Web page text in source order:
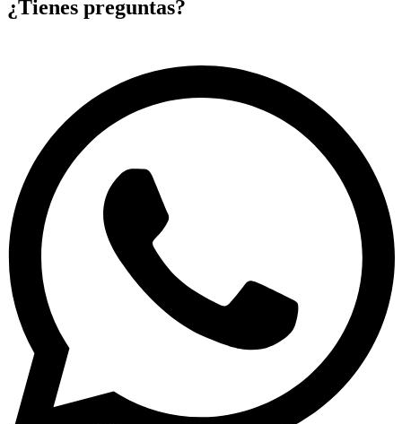
¿Tienes preguntas?